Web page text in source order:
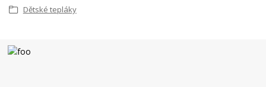
Dětské tepláky